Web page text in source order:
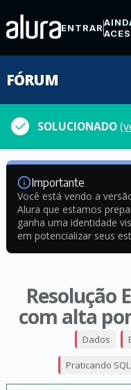
ENTRAR
FÓRUM
SOLUCIONADO
Importante
Você está vendo a
Alura que estamos
ganha uma identidade
em potencializar seus
Resolução
com alta
Dados
Praticando